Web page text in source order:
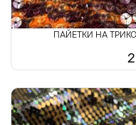
ПАЙЕТКИ НА